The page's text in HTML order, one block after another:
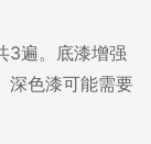
3遍。底漆增强
深色漆可能需要